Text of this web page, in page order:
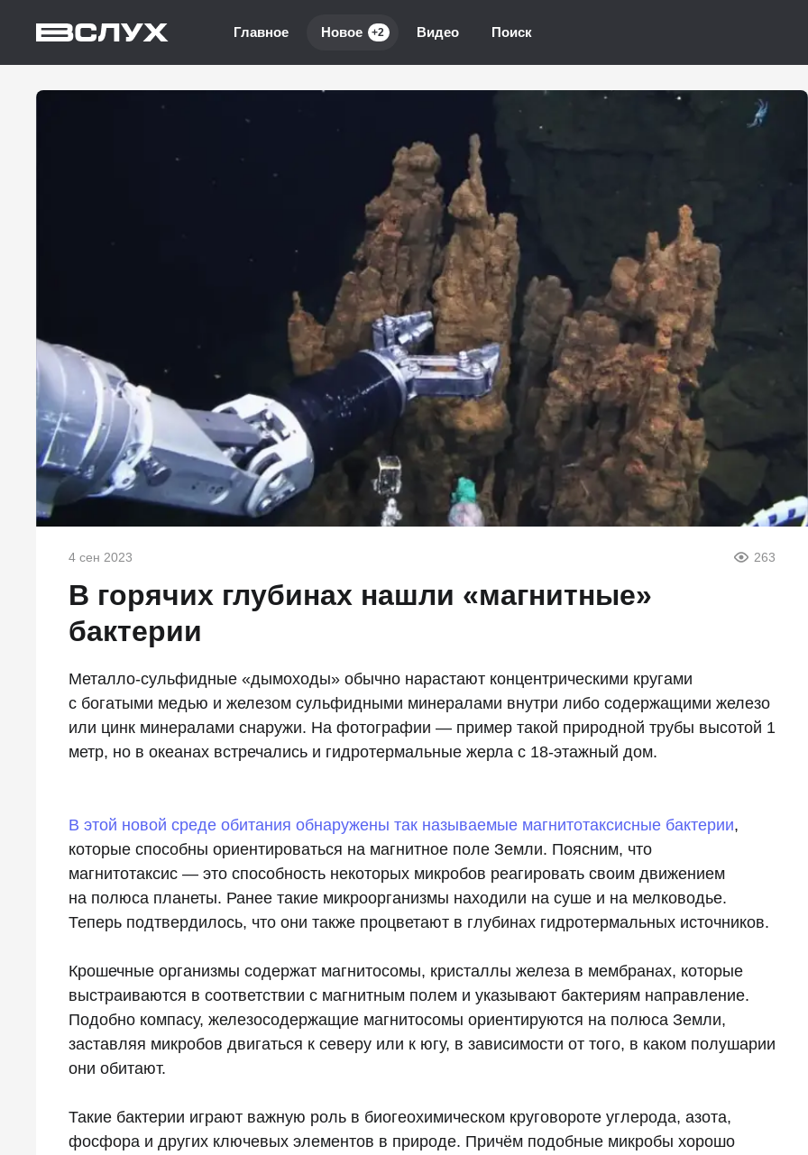
Главное Новое +2 Видео Поиск
4 сен 2023 263
В горячих глубинах нашли «магнитные»
бактерии
Металло-сульфидные «дымоходы» обычно нарастают концентрическими кругами
с богатыми медью и железом сульфидными минералами внутри либо содержащими железо
или цинк минералами снаружи. На фотографии — пример такой природной трубы высотой 1
метр, но в океанах встречались и гидротермальные жерла с 18-этажный дом.
В этой новой среде обитания обнаружены так называемые магнитотаксисные бактерии,
которые способны ориентироваться на магнитное поле Земли. Поясним, что
магнитотаксис — это способность некоторых микробов реагировать своим движением
на полюса планеты. Ранее такие микроорганизмы находили на суше и на мелководье.
Теперь подтвердилось, что они также процветают в глубинах гидротермальных источников.
Крошечные организмы содержат магнитосомы, кристаллы железа в мембранах, которые
выстраиваются в соответствии с магнитным полем и указывают бактериям направление.
Подобно компасу, железосодержащие магнитосомы ориентируются на полюса Земли,
заставляя микробов двигаться к северу или к югу, в зависимости от того, в каком полушарии
они обитают.
Такие бактерии играют важную роль в биогеохимическом круговороте углерода, азота,
фосфора и других ключевых элементов в природе. Причём подобные микробы хорошо